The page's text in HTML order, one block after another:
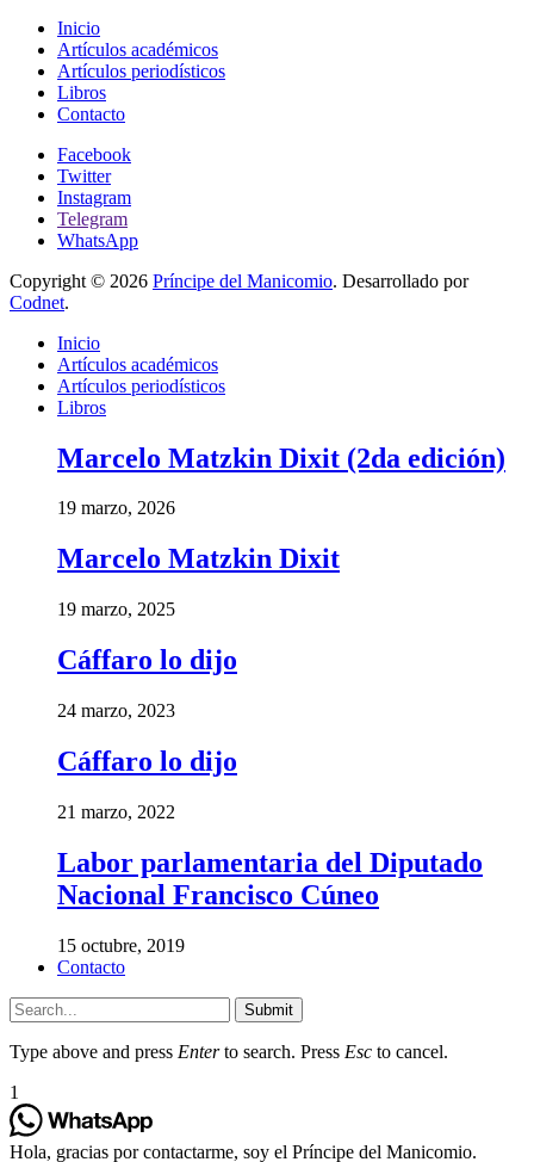
Inicio
Artículos académicos
Artículos periodísticos
Libros
Contacto
Facebook
Twitter
Instagram
Telegram
WhatsApp
Copyright © 2026 Príncipe del Manicomio. Desarrollado por
Codnet.
Inicio
Artículos académicos
Artículos periodísticos
Libros
Marcelo Matzkin Dixit (2da edición)
19 marzo, 2026
Marcelo Matzkin Dixit
19 marzo, 2025
Cáffaro lo dijo
24 marzo, 2023
Cáffaro lo dijo
21 marzo, 2022
Labor parlamentaria del Diputado
Nacional Francisco Cúneo
15 octubre, 2019
Contacto
Submit
Type above and press Enterto search. Press Esc to cancel.
1
Hola, gracias por contactarme, soy el Príncipe del Manicomio.